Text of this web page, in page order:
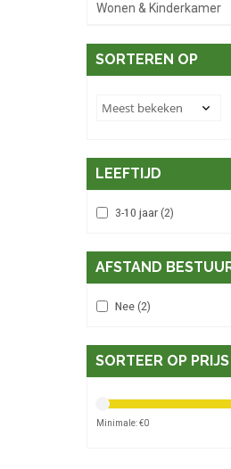
Wonen & Kinderkamer
SORTEREN OP
LEEFTIJD
3-10 jaar (2)
AFSTAND
Nee (2)
SORTEER OP PRIJS
Minimale: €0